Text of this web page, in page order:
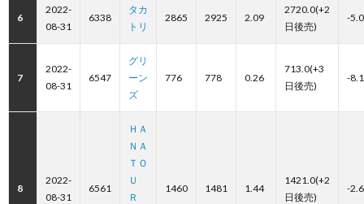
6
2022-
08-31
6338
タカ
トリ
2865 2925 2.09
2720.0(+2
日後売)
-
7
2022-
08-31
6547
グリ
ーン
ズ
776 778 0.26
713.0(+3
日後売)
-
8
2022-
08-31
6561
ＨＡ
ＮＡ
ＴＯ
Ｕ
Ｒ
1460 1481 1.44
1421.0(+2
日後売)
-